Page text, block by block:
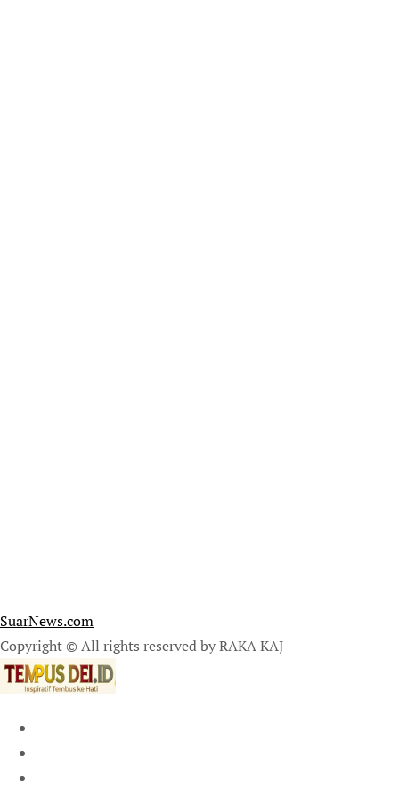
SuarNews.com
Copyright © All rights reserved by RAKA KAJ